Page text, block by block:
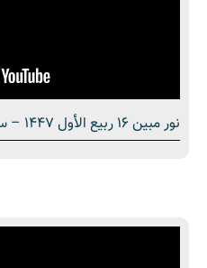
نور مبین 16 ربيع الأول 1447 – سماحة الشیخ صادق أخوان